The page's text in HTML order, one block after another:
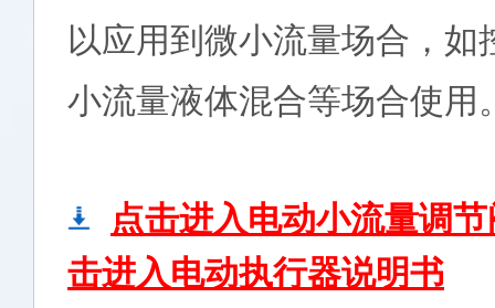
以应用到微小流量场合，如
小流量液体混合等场合使用
点击进入电动小流量调
击进入电动执行器说明书